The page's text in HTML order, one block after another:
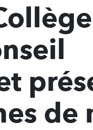
de